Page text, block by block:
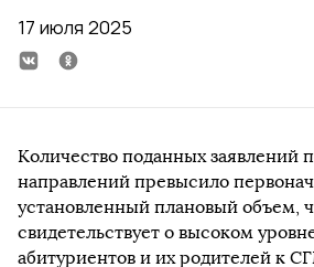
17 июля 2025
Количество поданных заявлений
направлений превысило
установленный плановый объем,
свидетельствует о высоком
абитуриентов и их родителей к